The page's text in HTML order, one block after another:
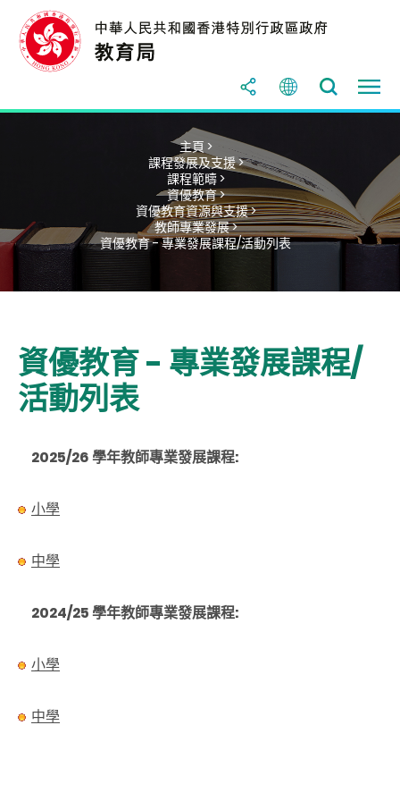
主頁 >
課程發展及支援 >
課程範疇 >
資優教育 >
資優教育資源與支援 >
教師專業發展 >
資優教育 - 專業發展課程/活動列表
資優教育 - 專業發展課程/
活動列表
2025/26 學年教師專業發展課程:
小學
中學
2024/25 學年教師專業發展課程:
小學
中學